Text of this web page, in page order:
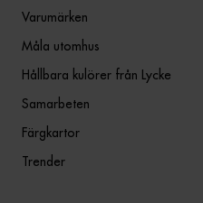
Varumärken
Måla utomhus
Hållbara kulörer från Lycke
Samarbeten
Färgkartor
Trender